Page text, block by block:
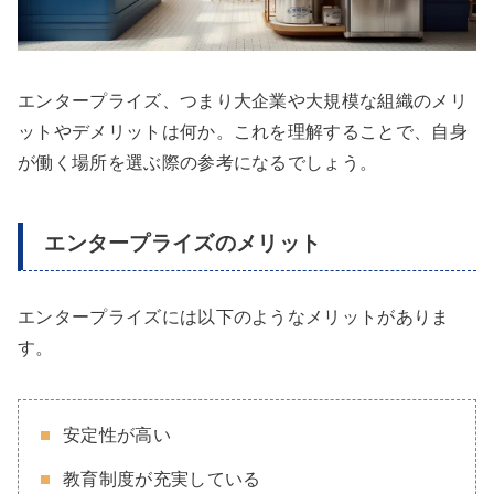
エンタープライズ、つまり大企業や大規模な組織のメリ
ットやデメリットは何か。これを理解することで、自身
が働く場所を選ぶ際の参考になるでしょう。
エンタープライズのメリット
エンタープライズには以下のようなメリットがありま
す。
安定性が高い
教育制度が充実している